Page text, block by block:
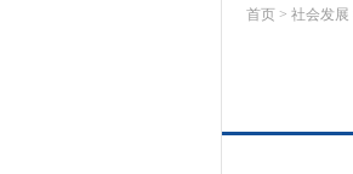
首页 > 社会发展